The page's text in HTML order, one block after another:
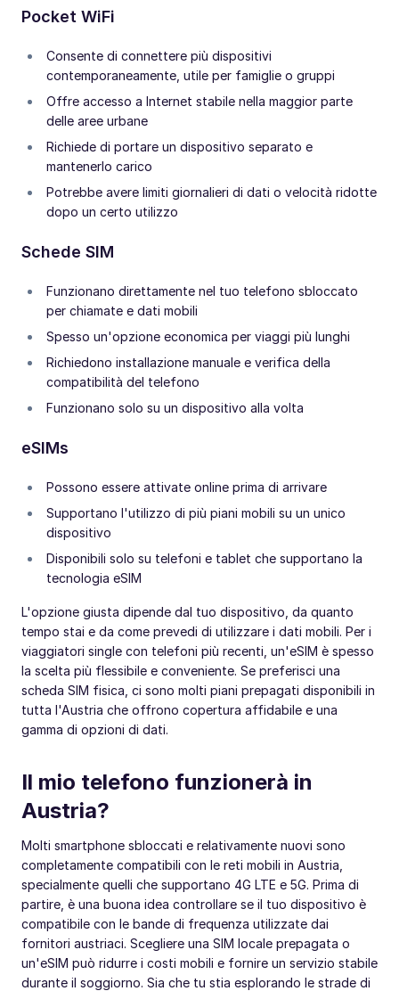
Pocket WiFi
Consente di connettere più dispositivi
contemporaneamente, utile per famiglie o gruppi
Offre accesso a Internet stabile nella maggior parte
delle aree urbane
Richiede di portare un dispositivo separato e
mantenerlo carico
Potrebbe avere limiti giornalieri di dati o velocità ridotte
dopo un certo utilizzo
Schede SIM
Funzionano direttamente nel tuo telefono sbloccato
per chiamate e dati mobili
Spesso un'opzione economica per viaggi più lunghi
Richiedono installazione manuale e verifica della
compatibilità del telefono
Funzionano solo su un dispositivo alla volta
eSIMs
Possono essere attivate online prima di arrivare
Supportano l'utilizzo di più piani mobili su un unico
dispositivo
Disponibili solo su telefoni e tablet che supportano la
tecnologia eSIM
L'opzione giusta dipende dal tuo dispositivo, da quanto
tempo stai e da come prevedi di utilizzare i dati mobili. Per i
viaggiatori single con telefoni più recenti, un'eSIM è spesso
la scelta più flessibile e conveniente. Se preferisci una
scheda SIM fisica, ci sono molti piani prepagati disponibili in
tutta l'Austria che offrono copertura affidabile e una
gamma di opzioni di dati.
Il mio telefono funzionerà in
Austria?
Molti smartphone sbloccati e relativamente nuovi sono
completamente compatibili con le reti mobili in Austria,
specialmente quelli che supportano 4G LTE e 5G. Prima di
partire, è una buona idea controllare se il tuo dispositivo è
compatibile con le bande di frequenza utilizzate dai
fornitori austriaci. Scegliere una SIM locale prepagata o
un'eSIM può ridurre i costi mobili e fornire un servizio stabile
durante il soggiorno. Sia che tu stia esplorando le strade di